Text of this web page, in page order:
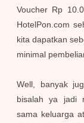
Voucher Rp
HotelPon.com
kita dapatkan
minimal
Well, banyak
bisalah ya jadi
sama keluarga